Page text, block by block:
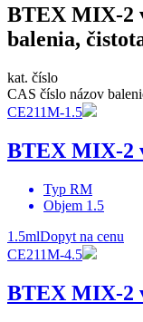
BTEX MIX-2
balenia,
kat. číslo
CAS číslo názov
CE211M-1.5
BTEX MIX-2
Typ RM
Objem 1.5
1.5mlDopyt na cenu
CE211M-4.5
BTEX MIX-2